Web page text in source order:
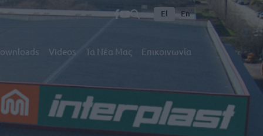
El En
Videos Τα Νέα Μας Επικοινωνία